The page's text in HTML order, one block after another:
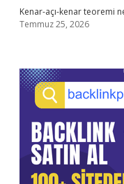
Kenar-açı-kenar teoremi
Temmuz 25, 2026